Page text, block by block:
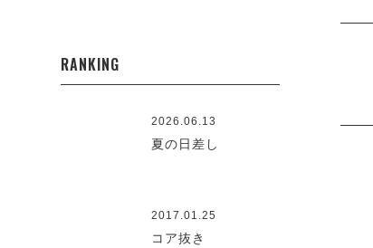
RANKING
2026.06.13
夏の日差し
2017.01.25
コア抜き